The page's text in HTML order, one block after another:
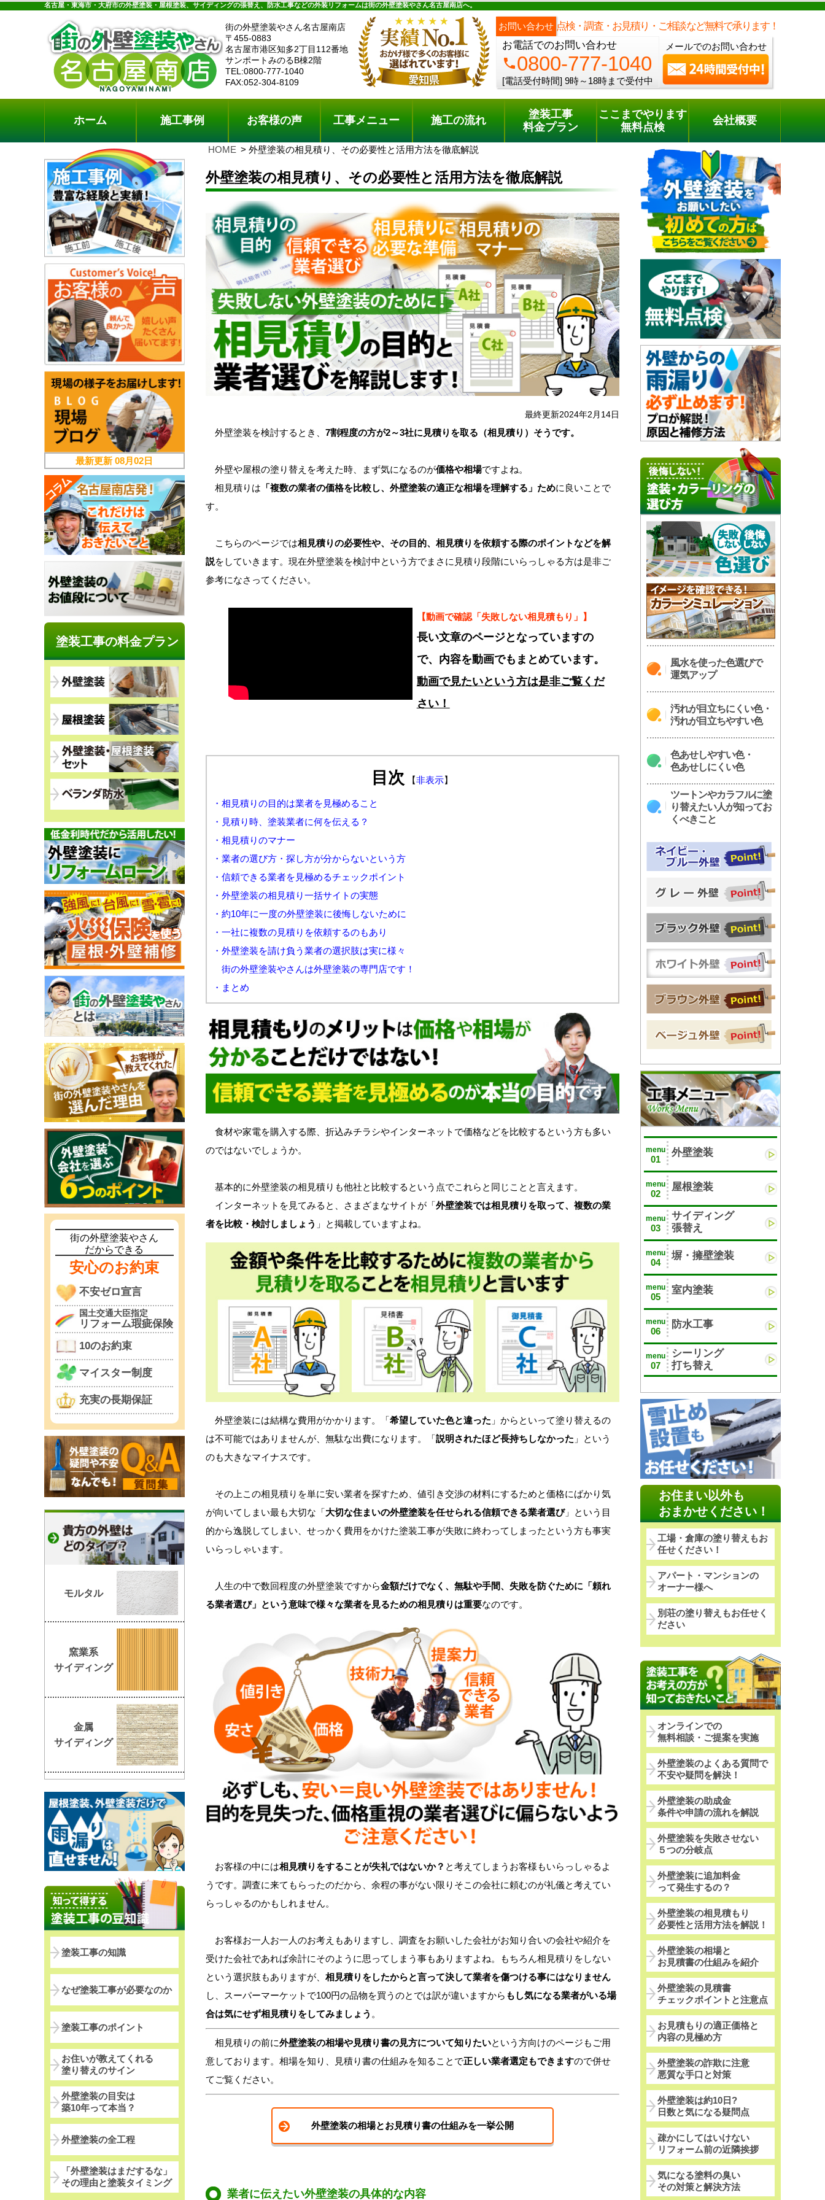
名古屋・東海市・大府市の外壁塗装・屋根塗装、サイディングの張替え、防水工事などの外装リフォームは街の外壁塗装やさん名古屋南店へ。
街の外壁塗装やさん名古屋南店
〒455-0883
名古屋市港区知多2丁目112番地
サンポートみのるB棟2階
TEL:0800-777-1040
FAX:052-304-8109
お問い合わせ 点検・調査・お見積り・ご相談など無料で承ります！
お電話でのお問い合わせ
phone0800-777-1040
[電話受付時間] 9時～18時まで受付中
メールでのお問い合わせ
料金プラン 無料点検
電話でのご相談 [9時～18時まで受付中]
phone0800-777-1040
ホーム 施工事例 お客様の声 工事メニュー 施工の流れ
塗装工事
料金プラン
ここまでやります
無料点検
会社概要
HOME 外壁塗装の相見積り、その必要性と活用方法を徹底解説
外壁塗装の相見積り、その必要性と活用方法を徹底解説
最終更新2024年2月14日
外壁塗装を検討するとき、 7割程度の方が2～3社に見積りを取る（相見積り）そうです。
外壁や屋根の塗り替えを考えた時、まず気になるのが価格や相場ですよね。
相見積りは 「複数の業者の価格を比較し、外壁塗装の適正な相場を理解する」ために良いことで
す。
こちらのページでは相見積りの必要性や、その目的、相見積りを依頼する際のポイントなどを解
説をしていきます。現在外壁塗装を検討中という方でまさに見積り段階にいらっしゃる方は是非ご
参考になさってください。
【動画で確認「失敗しない相見積もり」】
長い文章のページとなっていますの
で、内容を動画でもまとめています。
動画で見たいという方は是非ご覧くだ
さい！
目次 【非表示】
・相見積りの目的は業者を見極めること
・見積り時、塗装業者に何を伝える？
・相見積りのマナー
・業者の選び方・探し方が分からないという方
・信頼できる業者を見極めるチェックポイント
・外壁塗装の相見積り一括サイトの実態
・約10年に一度の外壁塗装に後悔しないために
・一社に複数の見積りを依頼するのもあり
・外壁塗装を請け負う業者の選択肢は実に様々
街の外壁塗装やさんは外壁塗装の専門店です！
・まとめ
食材や家電を購入する際、折込みチラシやインターネットで価格などを比較するという方も多い
のではないでしょうか。
基本的に外壁塗装の相見積りも他社と比較するという点でこれらと同じことと言えます。
インターネットを見てみると、さまざまなサイトが「外壁塗装では相見積りを取って、複数の業
者を比較・検討しましょう 」と掲載していますよね。
外壁塗装には結構な費用がかかります。「希望していた色と違った 」からといって塗り替えるの
は不可能ではありませんが、無駄な出費になります。「説明されたほど長持ちしなかった 」という
のも大きなマイナスです。
その上この相見積りを単に安い業者を探すため、値引き交渉の材料にするためと価格にばかり気
が向いてしまい最も大切な「大切な住まいの外壁塗装を任せられる信頼できる業者選び」という目
的から逸脱してしまい、せっかく費用をかけた塗装工事が失敗に終わってしまったという方も事実
いらっしゃいます。
人生の中で数回程度の外壁塗装ですから金額だけでなく、無駄や手間、失敗を防ぐために「頼れ
る業者選び」という意味で様々な業者を見るための相見積りは重要なのです。
お客様の中には相見積りをすることが失礼ではないか？ と考えてしまうお客様もいらっしゃるよ
うです。調査に来てもらったのだから、余程の事がない限りそこの会社に頼むのが礼儀と考えてい
らっしゃるのかもしれません。
お客様お一人お一人のお考えもありますし、調査をお願いした会社がお知り合いの会社や紹介を
受けた会社であれば余計にそのように思ってしまう事もありますよね。もちろん相見積りをしない
という選択肢もありますが、 相見積りをしたからと言って決して業者を傷つける事にはなりません
し、スーパーマーケットで100円の品物を買うのとでは訳が違いますから もし気になる業者がいる場
合は気にせず相見積りをしてみましょう 。
相見積りの前に外壁塗装の相場や見積り書の見方について知りたいという方向けのページもご用
意しております。相場を知り、見積り書の仕組みを知ることで正しい業者選定もできますので併せ
てご覧ください。
外壁塗装の相場とお見積り書の仕組みを一挙公開
業者に伝えたい外壁塗装の具体的な内容
風水を使った色選びで
運気アップ
汚れが目立ちにくい色・
汚れが目立ちやすい色
色あせしやすい色・
色あせしにくい色
ツートンやカラフルに塗
り替えたい人が知ってお
くべきこと
menu
01
外壁塗装
menu
02
屋根塗装
menu
03
サイディング
張替え
menu
04
塀・擁壁塗装
menu
05
室内塗装
menu
06
防水工事
menu
07
シーリング
打ち替え
お住まい以外も
おまかせください！
工場・倉庫の塗り替えもお
任せください！
アパート・マンションの
オーナー様へ
別荘の塗り替えもお任せく
ださい
オンラインでの
無料相談・ご提案を実施
外壁塗装のよくある質問で
不安や疑問を解決！
外壁塗装の助成金
条件や申請の流れを解説
外壁塗装を失敗させない
５つの分岐点
外壁塗装に追加料金
って発生するの？
外壁塗装の相見積もり
必要性と活用方法を解説！
外壁塗装の相場と
お見積書の仕組みを紹介
外壁塗装の見積書
チェックポイントと注意点
お見積もりの適正価格と
内容の見極め方
外壁塗装の詐欺に注意
悪質な手口と対策
外壁塗装は約10日?
日数と気になる疑問点
疎かにしてはいけない
リフォーム前の近隣挨拶
気になる塗料の臭い
その対策と解決方法
最新更新08月02日
塗装工事の料金プラン
街の外壁塗装やさん
だからできる
安心のお約束
不安ゼロ宣言
国土交通大臣指定
リフォーム瑕疵保険
10のお約束
マイスター制度
充実の長期保証
モルタル
窯業系
サイディング
金属
サイディング
塗装工事の知識
なぜ塗装工事が必要なのか
塗装工事のポイント
お住いが教えてくれる
塗り替えのサイン
外壁塗装の目安は
築10年って本当？
外壁塗装の全工程
「外壁塗装はまだするな」
その理由と塗装タイミング